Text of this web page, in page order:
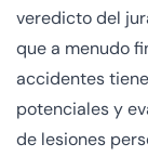
veredicto del
que a menudo
accidentes
potenciales y
de lesiones